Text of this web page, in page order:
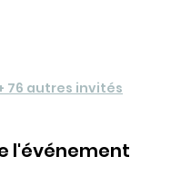
76 autres invités
l'événement